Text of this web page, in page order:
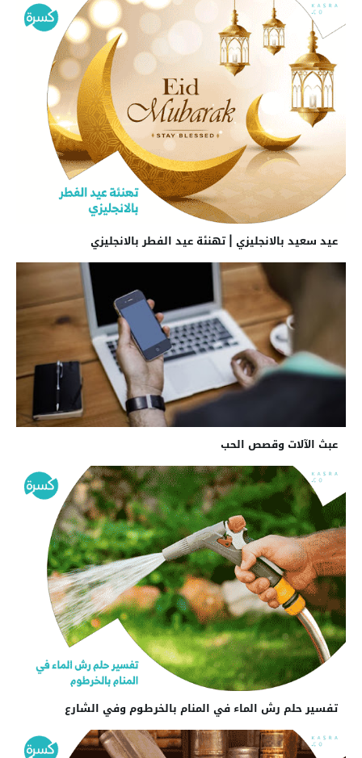
عيد سعيد بالانجليزي | تهنئة عيد الفطر بالانجليزي
عبث الآلات وقصص الحب
تفسير حلم رش الماء في المنام بالخرطوم وفي الشارع